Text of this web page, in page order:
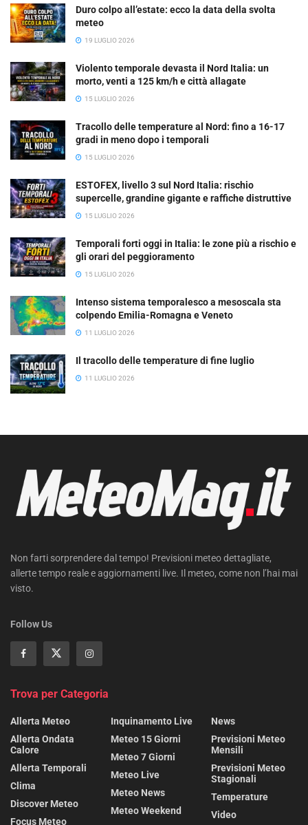
Duro colpo all’estate: ecco la data della svolta
meteo
19 LUGLIO 2026
Violento temporale devasta il Nord Italia: un
morto, venti a 125 km/h e città allagate
15 LUGLIO 2026
Tracollo delle temperature al Nord: fino a 16-17
gradi in meno dopo i temporali
15 LUGLIO 2026
ESTOFEX, livello 3 sul Nord Italia: rischio
supercelle, grandine gigante e raffiche distruttive
15 LUGLIO 2026
Temporali forti oggi in Italia: le zone più a rischio e
gli orari del peggioramento
15 LUGLIO 2026
Intenso sistema temporalesco a mesoscala sta
colpendo Emilia-Romagna e Veneto
11 LUGLIO 2026
Il tracollo delle temperature di fine luglio
11 LUGLIO 2026
Non farti sorprendere dal tempo! Previsioni meteo dettagliate,
allerte tempo reale e aggiornamenti live. Il meteo, come non l’hai mai
visto.
Follow Us
Trova per Categoria
Allerta Meteo
Allerta Ondata
Calore
Allerta Temporali
Clima
Discover Meteo
Focus Meteo
Inquinamento Live
Meteo 15 Giorni
Meteo 7 Giorni
Meteo Live
Meteo News
Meteo Weekend
News
Previsioni Meteo
Mensili
Previsioni Meteo
Stagionali
Temperature
Video